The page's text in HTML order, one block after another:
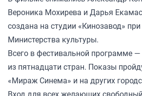
Вероника Мохирева и Дарья
создана на студии «Кинозавод»
Министерства культуры.
Всего в фестивальной программе
из пятнадцати стран. Показы
«Мираж Синема» и на других